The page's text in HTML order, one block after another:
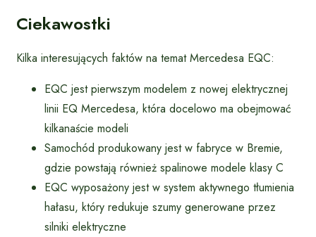
Ciekawostki
Kilka interesujących faktów na temat Mercedesa EQC:
EQC jest pierwszym modelem z nowej elektrycznej
linii EQ Mercedesa, która docelowo ma obejmować
kilkanaście modeli
Samochód produkowany jest w fabryce w Bremie,
gdzie powstają również spalinowe modele klasy C
EQC wyposażony jest w system aktywnego tłumienia
hałasu, który redukuje szumy generowane przez
silniki elektryczne